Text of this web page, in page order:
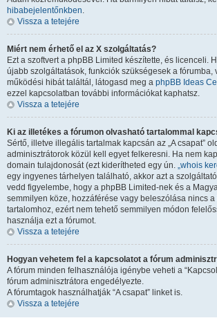
hibabejelentőnkben.
Vissza a tetejére
Miért nem érhető el az X szolgáltatás?
Ezt a szoftvert a phpBB Limited készítette, és licenceli.
újabb szolgáltatások, funkciók szükségesek a fórumba,
működési hibát találtál, látogasd meg a phpBB Ideas
ezzel kapcsolatban további információkat kaphatsz.
Vissza a tetejére
Ki az illetékes a fórumon olvasható tartalommal
Sértő, illetve illegális tartalmak kapcsán az „A csapat”
adminisztrátorok közül kell egyet felkeresni. Ha nem
domain tulajdonosát (ezt kiderítheted egy ún. „whois
egy ingyenes tárhelyen található, akkor azt a
vedd figyelembe, hogy a phpBB Limited-nek és a
semmilyen köze, hozzáférése vagy beleszólása nincs
tartalomhoz, ezért nem tehető semmilyen módon
használja ezt a fórumot.
Vissza a tetejére
Hogyan vehetem fel a kapcsolatot a fórum
A fórum minden felhasználója igénybe veheti a
fórum adminisztrátora engedélyezte.
A fórumtagok használhatják “A csapat” linket is.
Vissza a tetejére